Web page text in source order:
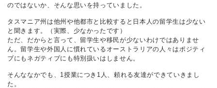
のではないか、そんな思いを持っていました。
タスマニア州は他州や他都市と比較すると日本人の留学生は少ない
と聞きます。（実際、少なかったです）
ただ、だからと言って、留学生や移民が少ないわけではありませ
ん。留学生や外国人に慣れているオーストラリアの人々はポジティ
ブにもネガティブにも特別扱いはしません。
そんななかでも、1授業につき1人、頼れる友達ができていきまし
た。